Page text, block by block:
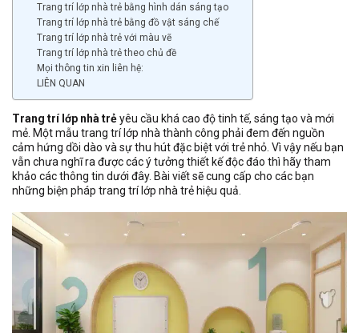
Trang trí lớp nhà trẻ bằng hình dán sáng tạo
Trang trí lớp nhà trẻ bằng đồ vật sáng chế
Trang trí lớp nhà trẻ với màu vẽ
Trang trí lớp nhà trẻ theo chủ đề
Mọi thông tin xin liên hệ:
LIÊN QUAN
Trang trí lớp nhà trẻyêu cầu khá cao độ tinh tế, sáng tạo và mới
mẻ. Một mẫu trang trí lớp nhà thành công phải đem đến nguồn
cảm hứng dồi dào và sự thu hút đặc biệt với trẻ nhỏ. Vì vậy nếu bạn
vẫn chưa nghĩ ra được các ý tưởng thiết kế độc đáo thì hãy tham
khảo các thông tin dưới đây. Bài viết sẽ cung cấp cho các bạn
những biện pháp trang trí lớp nhà trẻ hiệu quả.